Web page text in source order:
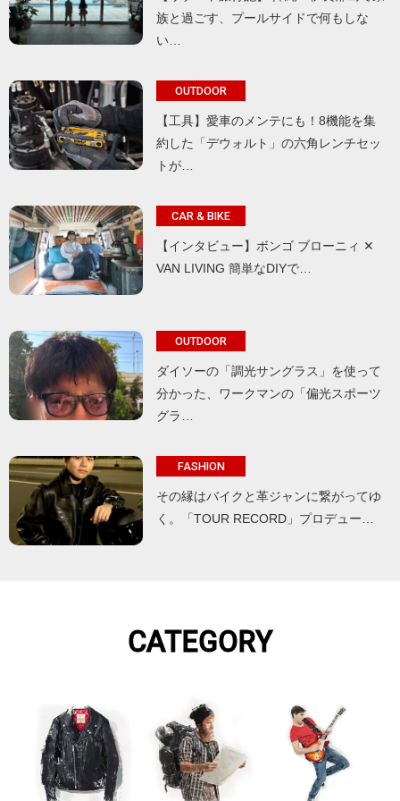
族と過ごす、プールサイドで何もしな
い…
OUTDOOR
【工具】愛車のメンテにも！8機能を集
約した「デウォルト」の六角レンチセッ
トが…
CAR & BIKE
【インタビュー】ボンゴ ブローニィ ✕
VAN LIVING 簡単なDIYで…
OUTDOOR
ダイソーの「調光サングラス」を使って
分かった、ワークマンの「偏光スポーツ
グラ…
FASHION
その縁はバイクと革ジャンに繋がってゆ
く。「TOUR RECORD」プロデュー…
CATEGORY